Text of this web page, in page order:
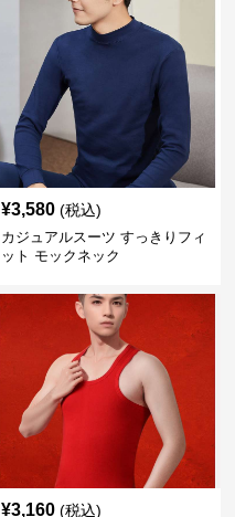
¥3,580 (税込)
カジュアルスーツ すっきりフィ
ット モックネック
¥3,160 (税込)